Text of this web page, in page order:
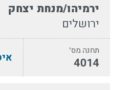
ירמיהו/מנחת יצחק
ירושלים
תחנה מס׳
4014